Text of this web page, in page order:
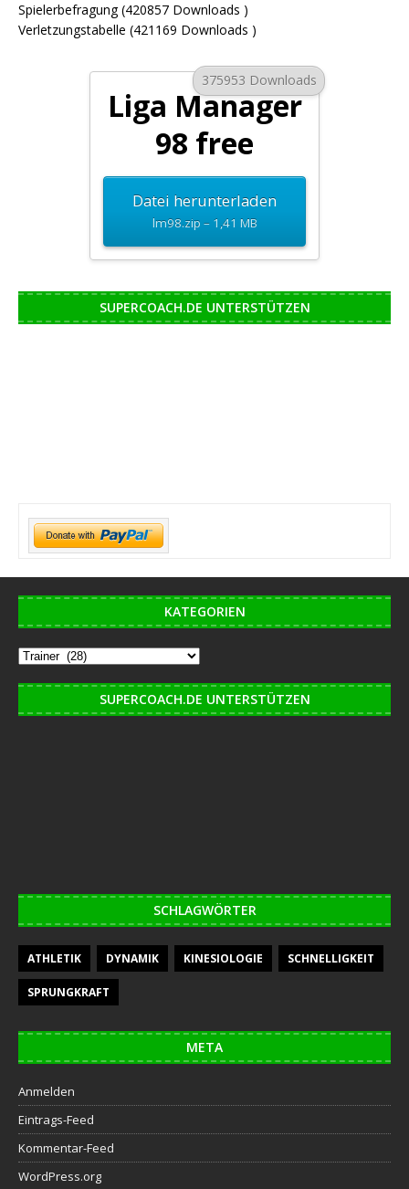
Spielerbefragung (420857 Downloads )
Verletzungstabelle (421169 Downloads )
375953 Downloads
Liga Manager
98 free
Datei herunterladen
lm98.zip – 1,41 MB
SUPERCOACH.DE UNTERSTÜTZEN
KATEGORIEN
SUPERCOACH.DE UNTERSTÜTZEN
SCHLAGWÖRTER
ATHLETIK DYNAMIK KINESIOLOGIE SCHNELLIGKEIT
SPRUNGKRAFT
META
Anmelden
Eintrags-Feed
Kommentar-Feed
WordPress.org